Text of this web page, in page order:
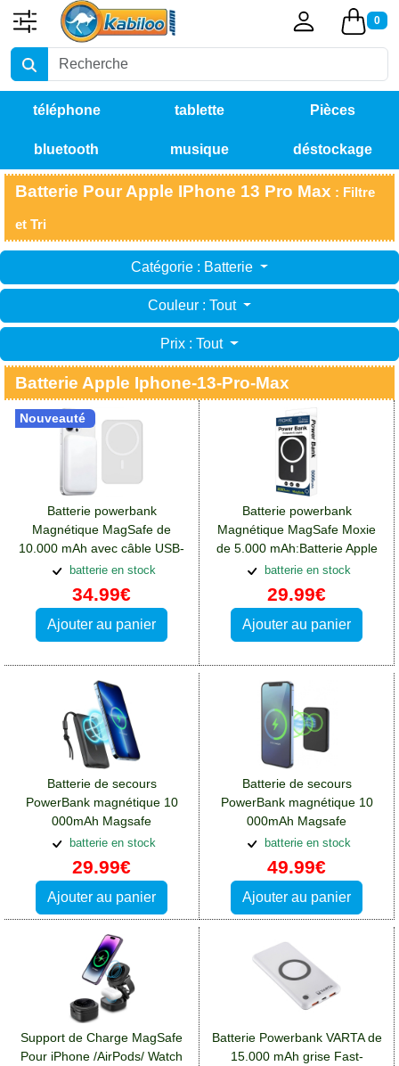
0
téléphone tablette Pièces
détachées
bluetooth musique déstockage
Batterie Pour Apple IPhone 13 Pro Max : Filtre
et Tri
Catégorie : Batterie
Couleur : Tout
Prix : Tout
Batterie Apple Iphone-13-Pro-Max
Batterie powerbank
Magnétique MagSafe de
10.000 mAh avec câble USB-
C:Batterie Apple iPhone 13
Pro Max
batterie en stock
34.99€
Ajouter au panier
Nouveauté
Batterie powerbank
Magnétique MagSafe Moxie
de 5.000 mAh:Batterie Apple
iPhone 13 Pro Max
batterie en stock
29.99€
Ajouter au panier
Batterie de secours
PowerBank magnétique 10
000mAh Magsafe
veger:Batterie Apple iPhone
13 Pro Max
batterie en stock
29.99€
Ajouter au panier
Batterie de secours
PowerBank magnétique 10
000mAh Magsafe
XtremeMac:Batterie Apple
iPhone 13 Pro Max
batterie en stock
49.99€
Ajouter au panier
Support de Charge MagSafe
Pour iPhone /AirPods/ Watch
Batterie Powerbank VARTA de
15.000 mAh grise Fast-